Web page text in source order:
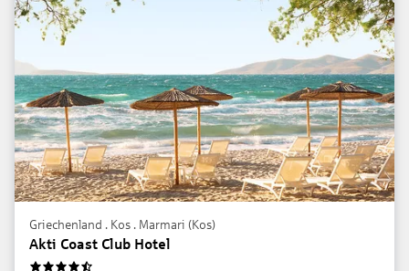
Griechenland . Kos . Marmari (Kos)
Akti Coast Club Hotel